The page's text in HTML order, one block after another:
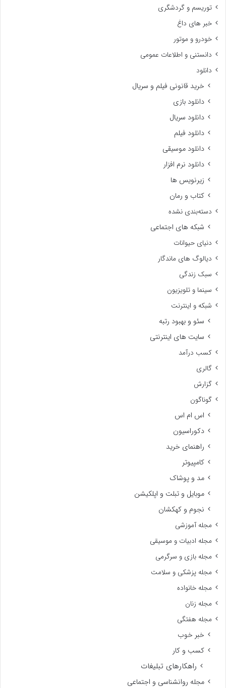
توریسم و گردشگری
خبر های داغ
خودرو و موتور
دانستنی و اطلاعات عمومی
دانلود
خرید قانونی فیلم و سریال
دانلود بازی
دانلود سریال
دانلود فیلم
دانلود موسیقی
دانلود نرم افزار
زیرنویس ها
کتاب و رمان
دسته‌بندی نشده
شبکه های اجتماعی
دنیای حیوانات
دیالوگ های ماندگار
سبک زندگی
سینما و تلویزیون
شبکه و اینترنت
سئو و بهبود رتبه
سایت های اینترنتی
کسب درآمد
گالری
گزارش
گوناگون
اس ام اس
دکوراسیون
راهنمای خرید
کامپیوتر
مد و پوشاک
موبایل و تبلت و اپلکیشن
نجوم و کهکشان
مجله آموزشی
مجله ادبیات و موسیقی
مجله بازی و سرگرمی
مجله پزشکی و سلامت
مجله خانواده
مجله زنان
مجله هفتگی
خبر خوب
کسب و کار
راهکارهای تبلیغات
مجله روانشناسی و اجتماعی